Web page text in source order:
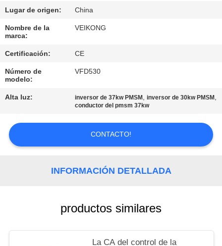
SOLICITAR
UNA
COTIZACIÓN
MAPA
POLÍTICAS
DE
PRIVACIDAD
Lugar de origen: China
Nombre de la
marca:
VEIKONG
Certificación: CE
Número de
modelo:
VFD530
Alta luz: inversor de 37kw PMSM ,inversor de 30kw PMSM ,
conductor del pmsm 37kw
CONTACTO!
INFORMACIÓN DETALLADA
productos similares
La CA del control de la